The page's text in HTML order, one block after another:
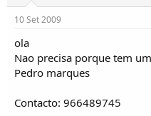
10 Set 2009
ola
Nao precisa porque tem
Pedro marques
Contacto: 966489745